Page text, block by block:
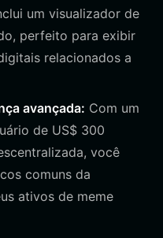
um visualizador de
perfeito para exibir
relacionados a
avançada: Com um
de US$ 300
você
comuns da
ativos de meme